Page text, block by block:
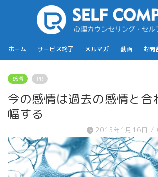
ホーム サービス終了 メルマガ 動画 お問
感情 PR
今の感情は過去の感情と合
幅する
2015年1月16日 /